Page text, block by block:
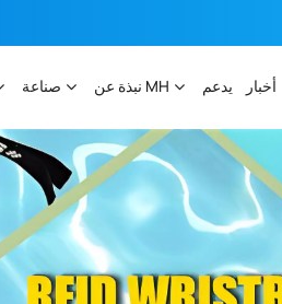
صناعة نبذة عن MH يدعم أخبار